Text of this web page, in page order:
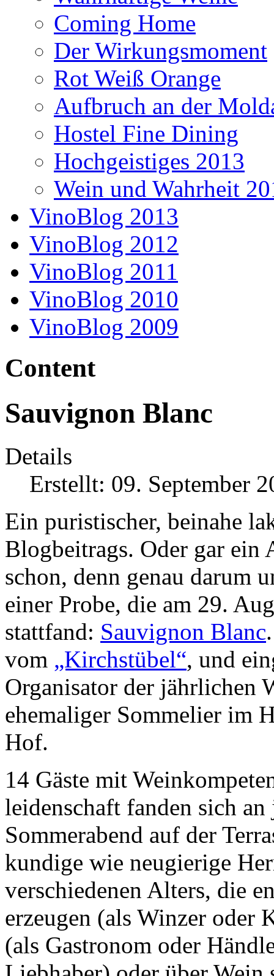
Coming Home
Der Wirkungsmoment
Rot Weiß Orange
Aufbruch an der
Hostel Fine Dining
Hochgeistiges 2013
Wein und Wahrheit
VinoBlog 2013
VinoBlog 2012
VinoBlog 2011
VinoBlog 2010
VinoBlog 2009
Content
Sauvignon Blanc
Details
Erstellt: 09. September
Ein puristischer, beinahe
Blogbeitrags. Oder gar ein
schon, denn genau darum
einer Probe, die am 29.
stattfand: Sauvignon Blanc
vom „Kirchstübel“, und
Organisator der jährlichen
ehemaliger Sommelier im
Hof.
14 Gäste mit
leidenschaft fanden sich an
Sommerabend auf der
kundige wie neugierige
verschiedenen Alters, die
erzeugen (als Winzer oder
(als Gastronom oder